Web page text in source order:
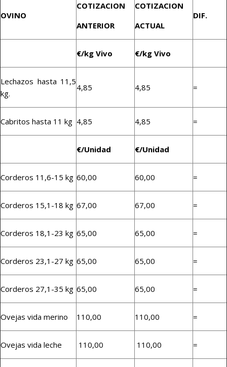
OVINO
COTIZACION
ANTERIOR
COTIZACION
ACTUAL
DIF.
€/kg Vivo €/kg Vivo
Lechazos hasta 11,5
kg.
4,85 4,85 =
Cabritos hasta 11 kg 4,85 4,85 =
€/Unidad €/Unidad
Corderos 11,6-15 kg 60,00 60,00 =
Corderos 15,1-18 kg 67,00 67,00 =
Corderos 18,1-23 kg 65,00 65,00 =
Corderos 23,1-27 kg 65,00 65,00 =
Corderos 27,1-35 kg 65,00 65,00 =
Ovejas vida merino 110,00 110,00 =
Ovejas vida leche 110,00 110,00 =